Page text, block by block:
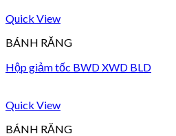
Quick View
BÁNH RĂNG
Hộp giảm tốc BWD XWD BLD
Quick View
BÁNH RĂNG